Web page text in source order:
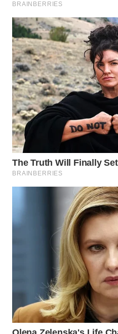
WN
KALTARA
WN
KALSEL
WN
KALTIM
WN
SULSEL
WN
GORONTALO
WN
DAIRI